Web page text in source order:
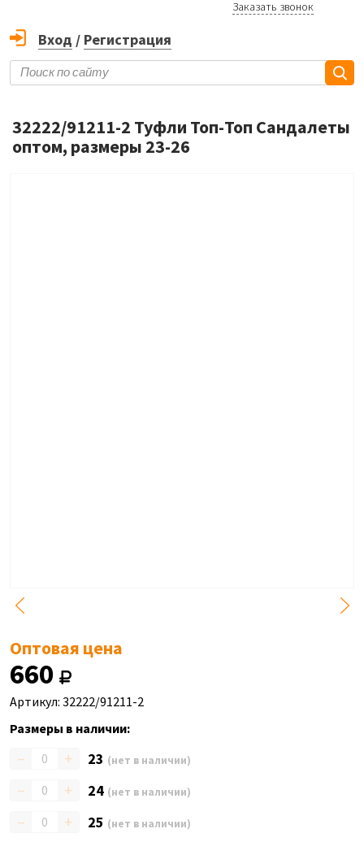
Заказать звонок
Вход / Регистрация
32222/91211-2 Туфли Топ-Топ Сандалеты
оптом, размеры 23-26
Оптовая цена
660
Артикул: 32222/91211-2
Размеры в наличии:
– + 23 (нет в наличии)
– + 24 (нет в наличии)
– + 25 (нет в наличии)